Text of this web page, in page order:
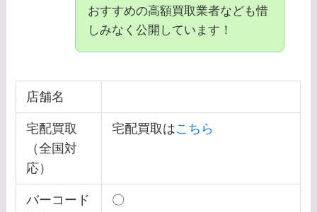
おすすめの高額買取業者なども惜
しみなく公開しています！
店舗名
宅配買取
（全国対
応）
宅配買取はこちら
バーコード
〇